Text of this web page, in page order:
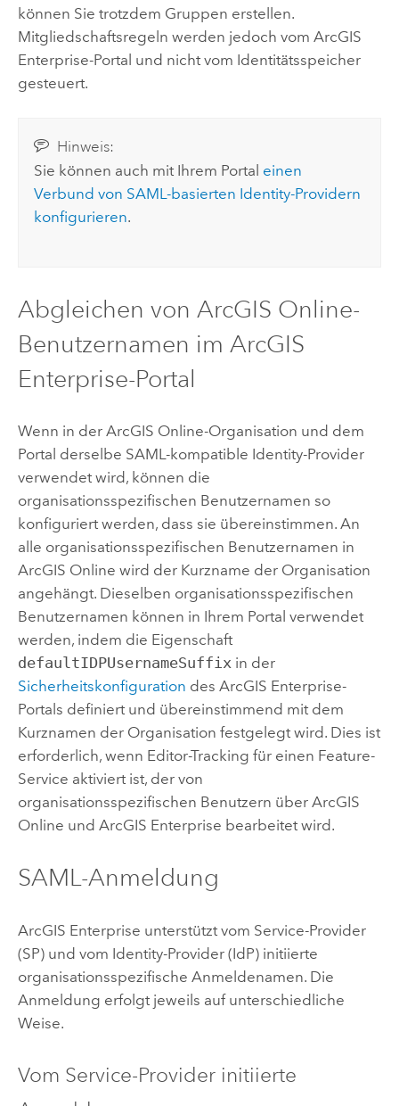
können Sie trotzdem Gruppen erstellen.
Mitgliedschaftsregeln werden jedoch vom ArcGIS
Enterprise-Portal und nicht vom Identitätsspeicher
gesteuert.
Hinweis:
Sie können auch mit Ihrem Portal einen
Verbund von SAML-basierten Identity-Providern
konfigurieren.
Abgleichen von ArcGIS Online-
Benutzernamen im ArcGIS
Enterprise-Portal
Wenn in der ArcGIS Online-Organisation und dem
Portal derselbe SAML-kompatible Identity-Provider
verwendet wird, können die
organisationsspezifischen Benutzernamen so
konfiguriert werden, dass sie übereinstimmen. An
alle organisationsspezifischen Benutzernamen in
ArcGIS Online wird der Kurzname der Organisation
angehängt. Dieselben organisationsspezifischen
Benutzernamen können in Ihrem Portal verwendet
werden, indem die Eigenschaft
defaultIDPUsernameSuffixin der
Sicherheitskonfiguration des ArcGIS Enterprise-
Portals definiert und übereinstimmend mit dem
Kurznamen der Organisation festgelegt wird. Dies ist
erforderlich, wenn Editor-Tracking für einen Feature-
Service aktiviert ist, der von
organisationsspezifischen Benutzern über ArcGIS
Online und ArcGIS Enterprise bearbeitet wird.
SAML-Anmeldung
ArcGIS Enterprise unterstützt vom Service-Provider
(SP) und vom Identity-Provider (IdP) initiierte
organisationsspezifische Anmeldenamen. Die
Anmeldung erfolgt jeweils auf unterschiedliche
Weise.
Vom Service-Provider initiierte